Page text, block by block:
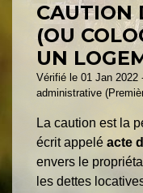
CAUTION
(OU
UN
Vérifié le 01 Jan 2022
administrative
La caution est la
écrit appelé acte
envers le
les dettes